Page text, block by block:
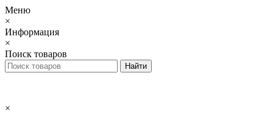
Меню
×
Информация
×
Поиск товаров
×